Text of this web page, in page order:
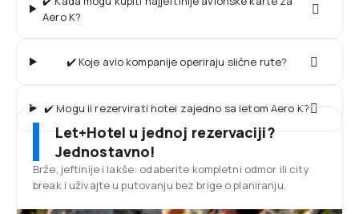
Aero K?
✔️ Koje avio kompanije operiraju slične rute?
✔️ Mogu li rezervirati hotel zajedno sa letom Aero K?
Let+Hotel u jednoj rezervaciji?
Jednostavno!
Brže, jeftinije i lakše: odaberite kompletni odmor ili city
break i uživajte u putovanju bez brige o planiranju.